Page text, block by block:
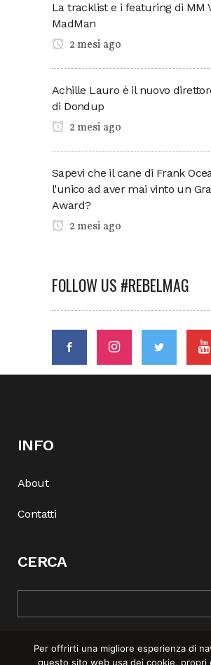
La tracklist e i featuring di MM
MadMan
2 mesi ago
Achille Lauro è il nuovo
di Dondup
2 mesi ago
Sapevi che il cane di Frank
l’unico ad aver mai vinto un
Award?
2 mesi ago
FOLLOW US #REBELMAG
INFO
About
Contatti
CERCA
Per offrirti una migliore esperienza di
questo sito web usa dei cookie, propri